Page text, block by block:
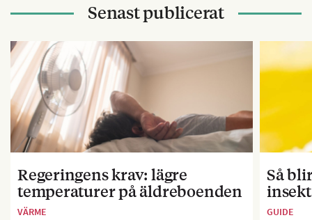
Senast publicerat
Regeringens krav: lägre
temperaturer på äldreboenden
VÄRME
Så
GUIDE